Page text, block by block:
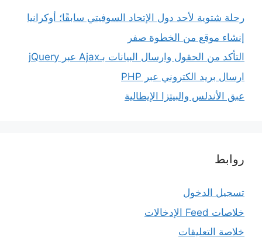
رحلة شتوية لأحد دول الإتحاد السوفيتي سابقًا؛ أوكرانيا
إنشاء موقع من الخطوة صفر
التأكد من الحقول وارسال البيانات بـAjax عبر jQuery
ارسال بريد الكتروني عبر PHP
عبق الأندلس والبيتزا الإيطالية
روابط
تسجيل الدخول
خلاصات Feed الإدخالات
خلاصة التعليقات